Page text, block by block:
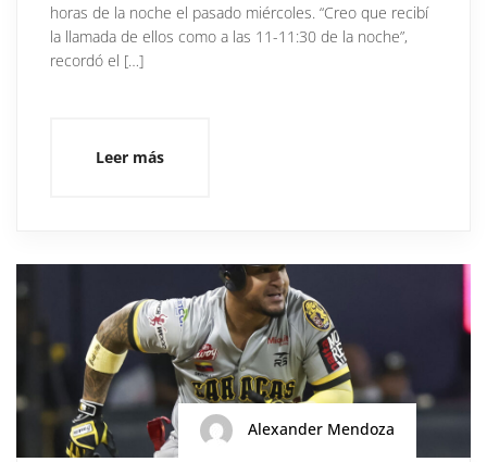
horas de la noche el pasado miércoles. “Creo que recibí
la llamada de ellos como a las 11-11:30 de la noche”,
recordó el […]
Leer más
Alexander Mendoza